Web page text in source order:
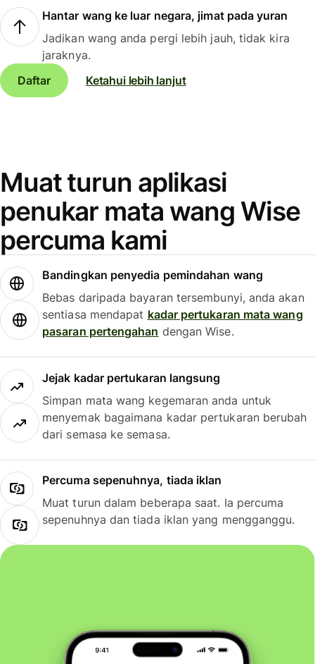
Hantar wang ke luar negara, jimat pada yuran
Jadikan wang anda pergi lebih jauh, tidak kira
jaraknya.
Daftar
Ketahui lebih lanjut
Muat turun aplikasi
penukar mata wang Wise
percuma kami
Bandingkan penyedia pemindahan wang
Bebas daripada bayaran tersembunyi, anda akan
sentiasa mendapat kadar pertukaran mata wang
pasaran pertengahan dengan Wise.
Jejak kadar pertukaran langsung
Simpan mata wang kegemaran anda untuk
menyemak bagaimana kadar pertukaran berubah
dari semasa ke semasa.
Percuma sepenuhnya, tiada iklan
Muat turun dalam beberapa saat. Ia percuma
sepenuhnya dan tiada iklan yang mengganggu.